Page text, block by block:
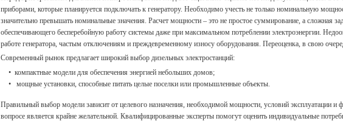
приборами, которые планируется подключать к генератору. Необходимо учесть не только номинальную
значительно превышать номинальные значения. Расчет мощности – это не простое суммирование, а сложная
обеспечивающего бесперебойную работу системы даже при максимальном потреблении электроэнергии.
работе генератора, частым отключениям и преждевременному износу оборудования. Переоценка, в свою
Современный рынок предлагает широкий выбор дизельных электростанций:
компактные модели для обеспечения энергией небольших домов;
мощные установки, способные питать целые поселки или промышленные объекты.
Правильный выбор модели зависит от целевого назначения, необходимой мощности, условий эксплуатации и
вопросе является крайне желательной. Квалифицированные эксперты помогут оценить индивидуальные